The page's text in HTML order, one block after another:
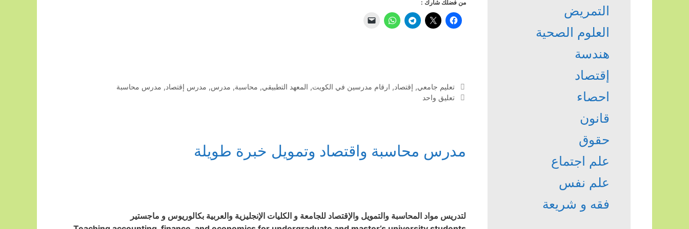
من فضلك شارك :
التصنيفات
تعليم جامعي, إقتصاد, ارقام مدرسين في الكويت, المعهد التطبيقي, محاسبة, مدرس, مدرس إقتصاد, مدرس محاسبة
تعليق واحد
مدرس محاسبة واقتصاد وتمويل خبرة طويلة
لتدريس مواد المحاسبة والتمويل والإقتصاد للجامعة و الكليات الإنجليزية والعربية بكالوريوس و ماجستير
التمريض
العلوم الصحية
هندسة
إقتصاد
احصاء
قانون
حقوق
علم اجتماع
علم نفس
فقه و شريعة